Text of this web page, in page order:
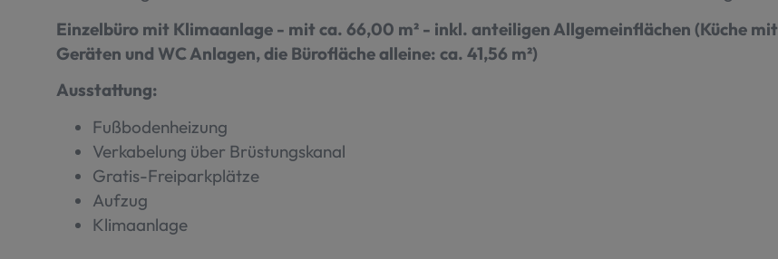
Einzelbüro mit Klimaanlage - mit ca. 66,00 m² - inkl. anteiligen Allgemeinflächen (Küche mit
Geräten und WC Anlagen, die Bürofläche alleine: ca. 41,56 m²)
Ausstattung:
Fußbodenheizung
Verkabelung über Brüstungskanal
Gratis-Freiparkplätze
Aufzug
Klimaanlage